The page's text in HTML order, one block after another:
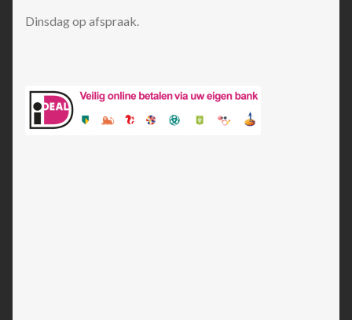
Dinsdag op afspraak.